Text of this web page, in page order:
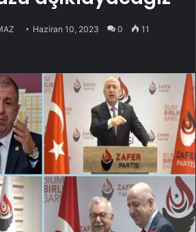
Haziran 10, 2023 0 11